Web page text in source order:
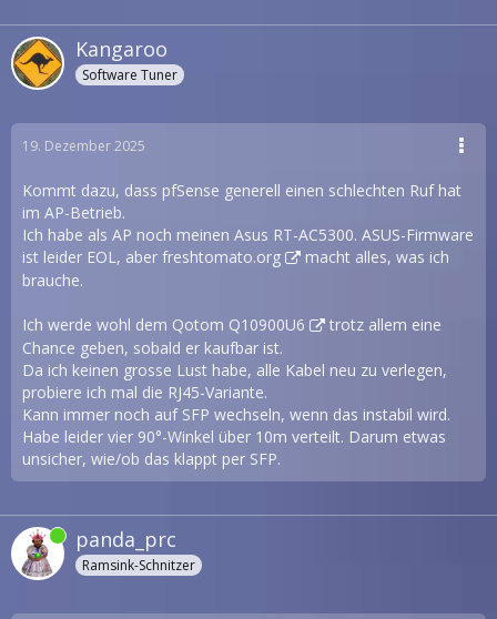
Kangaroo
Software Tuner
19. Dezember 2025
Kommt dazu, dass pfSense generell einen schlechten Ruf hat
im AP-Betrieb.
Ich habe als AP noch meinen Asus RT-AC5300. ASUS-Firmware
ist leider EOL, aber freshtomato.org
macht alles, was ich
brauche.
Ich werde wohl dem Qotom Q10900U6
trotz allem eine
Chance geben, sobald er kaufbar ist.
Da ich keinen grosse Lust habe, alle Kabel neu zu verlegen,
probiere ich mal die RJ45-Variante.
Kann immer noch auf SFP wechseln, wenn das instabil wird.
Habe leider vier 90°-Winkel über 10m verteilt. Darum etwas
unsicher, wie/ob das klappt per SFP.
panda_prc
Ramsink-Schnitzer